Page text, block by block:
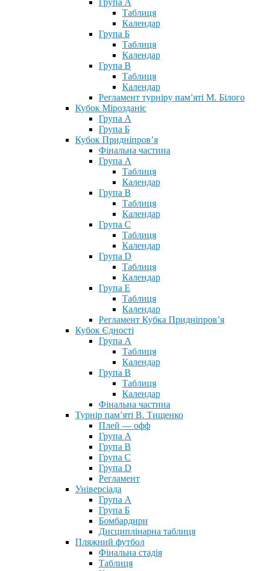
Група А
Таблиця
Календар
Група Б
Таблиця
Календар
Група В
Таблиця
Календар
Регламент турніру пам’яті М. Білого
Кубок Мірозданіє
Група А
Група Б
Кубок Придніпров’я
Фінальна частина
Група А
Таблиця
Календар
Група В
Таблиця
Календар
Група С
Таблиця
Календар
Група D
Таблиця
Календар
Група Е
Таблиця
Календар
Регламент Кубка Придніпров’я
Кубок Єдності
Група А
Таблиця
Календар
Група В
Таблиця
Календар
Фінальна частина
Турнір пам’яті В. Тищенко
Плей — офф
Група А
Група B
Група С
Група D
Регламент
Універсіада
Група А
Група Б
Бомбардири
Дисциплінарна таблиця
Пляжний футбол
Фінальна стадія
Таблиця